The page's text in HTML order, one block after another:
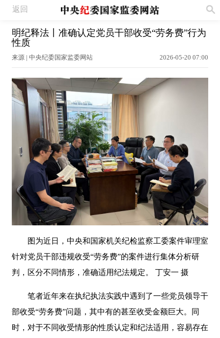
返回
明纪释法丨准确认定党员干部收受“劳务费”行为
性质
来源 | 中央纪委国家监委网站 2026-05-20 07:00
图为近日，中央和国家机关纪检监察工委案件审理室
针对党员干部违规收受“劳务费”的案件进行集体分析研
判，区分不同情形，准确适用纪法规定。 丁安一 摄
笔者近年来在执纪执法实践中遇到了一些党员领导干
部收受“劳务费”问题，其中有的甚至收受金额巨大。同
时，对于不同收受情形的性质认定和纪法适用，容易存在